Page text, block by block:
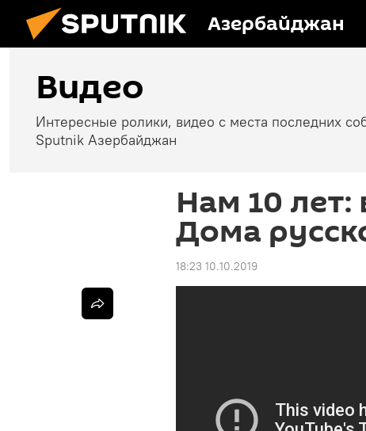
Азербайджан
Видео
Интересные ролики, видео с места последних
Sputnik Азербайджан
Нам 10 лет:
Дома
18:23 10.10.2019